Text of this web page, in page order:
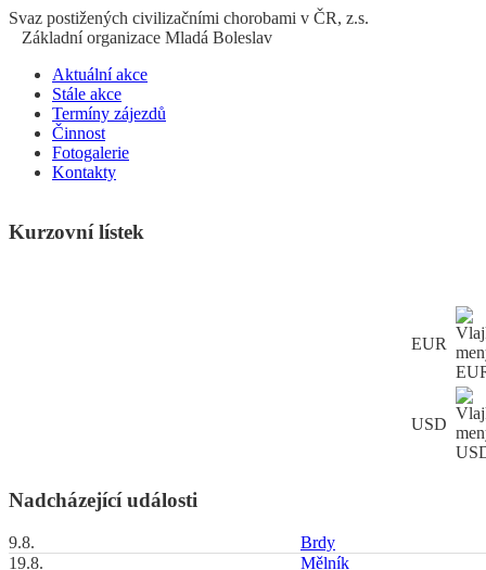
Svaz postižených civilizačními chorobami v ČR, z.s.
Základní organizace Mladá Boleslav
Aktuální akce
Stále akce
Termíny zájezdů
Činnost
Fotogalerie
Kontakty
Kurzovní lístek
EUR
USD
Nadcházející události
9.8.
Brdy
19.8.
Mělník